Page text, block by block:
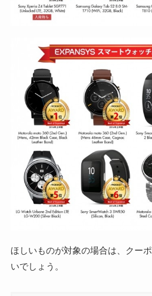
ほしいものが対象の場合は、クー
いでしょう。